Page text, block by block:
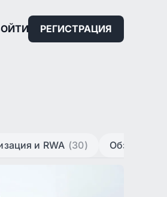
РЕГИСТРАЦИЯ
и RWA (30) Обзоры